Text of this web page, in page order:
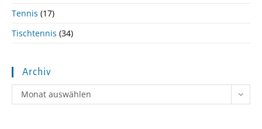
Tennis (17)
Tischtennis (34)
Archiv
Archiv
Monat auswählen